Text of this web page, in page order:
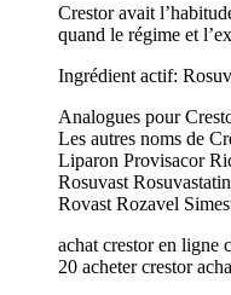
Crestor avait
quand le régime et
Ingrédient actif:
Analogues pour
Les autres noms de
Liparon Provisacor
Rosuvast
Rovast Rozavel
achat crestor en ligne
20 acheter crestor